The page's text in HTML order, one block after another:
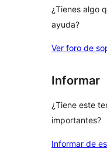
¿Tienes algo
ayuda?
Ver foro de
Informar
¿Tiene este
importantes?
Informar de